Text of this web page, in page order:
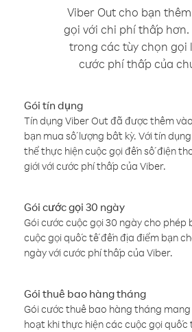
Viber Out cho bạn
gọi với chi phí thấp
trong các tùy chọn gọi
cước phí thấp của
Gói tín dụng
Tín dụng Viber Out đã được thêm
bạn mua số lượng bất kỳ. Với tín
thể thực hiện cuộc gọi đến số điện
giới với cước phí thấp của Viber.
Gói cước gọi 30 ngày
Gói cước cuộc gọi 30 ngày cho phép
cuộc gọi quốc tế đến địa điểm bạn
ngày với cước phí thấp của Viber.
Gói thuê bao hàng tháng
Gói cước thuê bao hàng tháng mang
hoạt khi thực hiện các cuộc gọi quốc